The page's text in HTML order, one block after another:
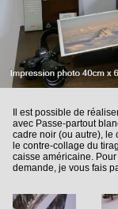
Il est possible de
avec Passe-partout
cadre noir (ou autre), le
le contre-collage du
caisse américaine.
demande, je vous fais